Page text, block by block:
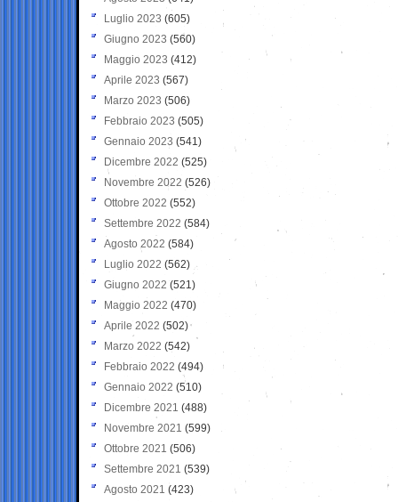
Luglio 2023 (605)
Giugno 2023 (560)
Maggio 2023 (412)
Aprile 2023 (567)
Marzo 2023 (506)
Febbraio 2023 (505)
Gennaio 2023 (541)
Dicembre 2022 (525)
Novembre 2022 (526)
Ottobre 2022 (552)
Settembre 2022 (584)
Agosto 2022 (584)
Luglio 2022 (562)
Giugno 2022 (521)
Maggio 2022 (470)
Aprile 2022 (502)
Marzo 2022 (542)
Febbraio 2022 (494)
Gennaio 2022 (510)
Dicembre 2021 (488)
Novembre 2021 (599)
Ottobre 2021 (506)
Settembre 2021 (539)
Agosto 2021 (423)